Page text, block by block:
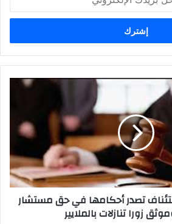
تصدر أحكامها في حق مستشار
زورا تنازلات بالملايير